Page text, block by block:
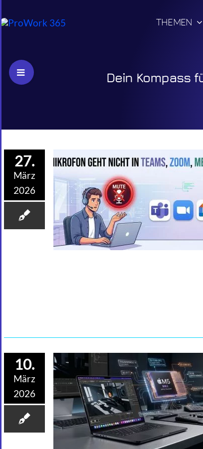
to
THEMEN
Dein Kompass
27.
März
2026
10.
März
2026
Toggle
Sliding